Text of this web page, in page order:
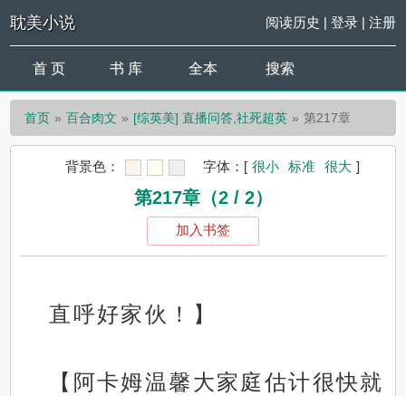
耽美小说 阅读历史 | 登录| 注册
首 页 书 库 全本 搜索
首页 百合肉文 [综英美] 直播问答,社死超英 第217章
背景色： 字体： [ 很小 标准 很大 ]
第217章（2 / 2）
加入书签
直呼好家伙！】
【阿卡姆温馨大家庭估计很快就